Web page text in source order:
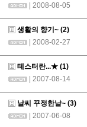
| 2008-08-05
생활의 향기~ (2)
| 2008-02-27
테스터란...★ (1)
| 2007-08-14
날씨 꾸정한날~ (3)
| 2007-06-08